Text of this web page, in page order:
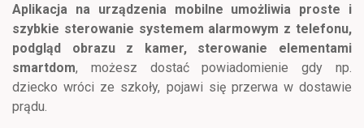
Aplikacja na urządzenia mobilne umożliwia proste i
szybkie sterowanie systemem alarmowym z telefonu,
podgląd obrazu z kamer, sterowanie elementami
smartdom, możesz dostać powiadomienie gdy np.
dziecko wróci ze szkoły, pojawi się przerwa w dostawie
prądu.